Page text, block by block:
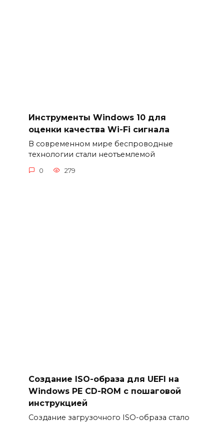
Инструменты Windows 10 для
оценки качества Wi-Fi сигнала
В современном мире беспроводные
технологии стали неотъемлемой
0 279
Создание ISO-образа для UEFI на
Windows PE CD-ROM с пошаговой
инструкцией
Создание загрузочного ISO-образа стало